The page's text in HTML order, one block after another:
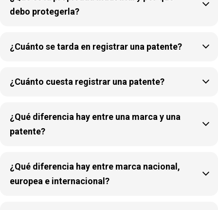
debo protegerla?

¿Cuánto se tarda en registrar una patente? 
¿Cuánto cuesta registrar una patente? 
¿Qué diferencia hay entre una marca y una
patente?

¿Qué diferencia hay entre marca nacional,
europea e internacional?
